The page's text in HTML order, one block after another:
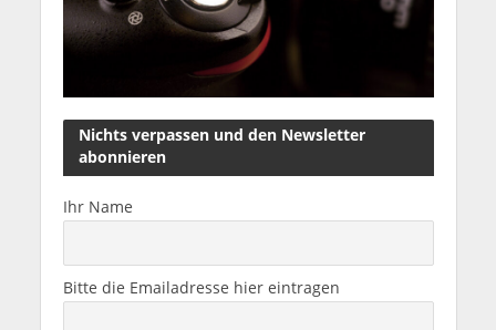
Nichts verpassen und den Newsletter
abonnieren
Ihr Name
Bitte die Emailadresse hier eintragen